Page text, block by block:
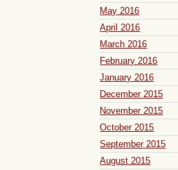
May 2016
April 2016
March 2016
February 2016
January 2016
December 2015
November 2015
October 2015
September 2015
August 2015